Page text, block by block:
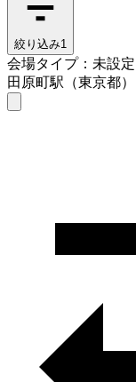
絞り込み1
会場タイプ：未設定
田原町駅（東京都）